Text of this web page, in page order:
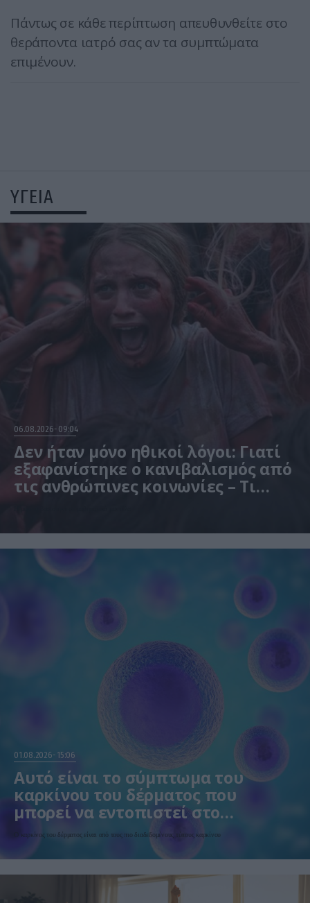
Πάντως σε κάθε περίπτωση απευθυνθείτε στο
θεράποντα ιατρό σας αν τα συμπτώματα
επιμένουν.
ΥΓΕΙΑ
06.08.2026 09:04
Δεν ήταν μόνο ηθικοί λόγοι: Γιατί
εξαφανίστηκε ο κανιβαλισμός από
τις ανθρώπινες κοινωνίες – Τι
01.08.2026 15:06
Αυτό είναι το σύμπτωμα του
καρκίνου του δέρματος που
μπορεί να εντοπιστεί στο
κομμωτήριο! – Τι δείχνει νέα
έρευνα
Ο καρκίνος του δέρματος είναι από τους πιο διαδεδομένους τύπους καρκίνου